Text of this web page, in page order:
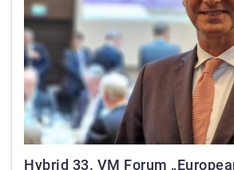
Hybrid 33. VM Forum